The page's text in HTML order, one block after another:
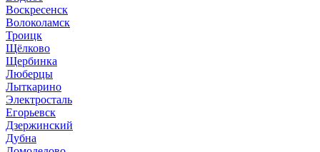
Воскресенск
Волоколамск
Троицк
Щёлково
Щербинка
Люберцы
Лыткарино
Электросталь
Егорьевск
Дзержинский
Дубна